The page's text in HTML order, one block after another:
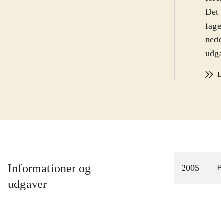
Det
og
Informationer og
udgaver
2005